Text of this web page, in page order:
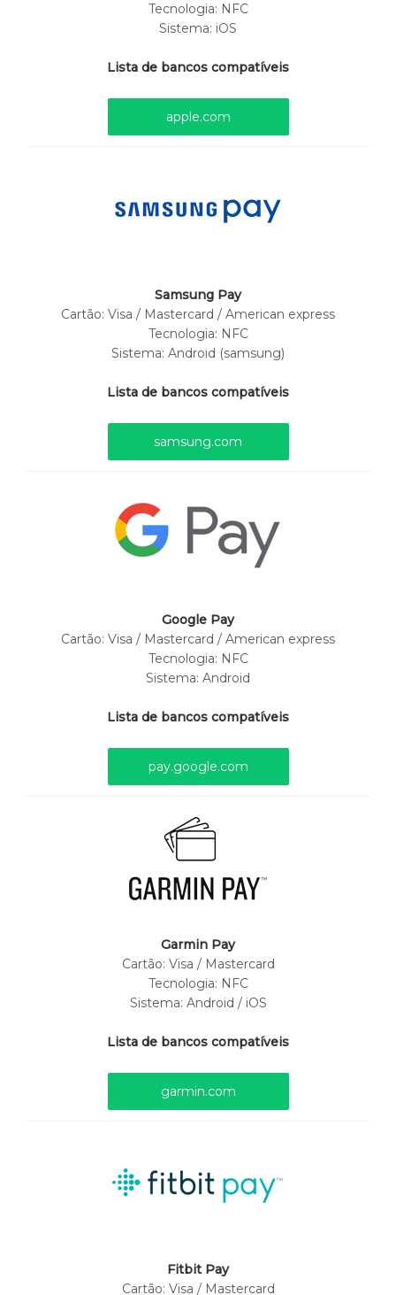
Tecnologia: NFC
Sistema: iOS
Lista de bancos compatíveis
apple.com
Samsung Pay
Cartão: Visa / Mastercard / American express
Tecnologia: NFC
Sistema: Android (samsung)
Lista de bancos compatíveis
samsung.com
Google Pay
Cartão: Visa / Mastercard / American express
Tecnologia: NFC
Sistema: Android
Lista de bancos compatíveis
pay.google.com
Garmin Pay
Cartão: Visa / Mastercard
Tecnologia: NFC
Sistema: Android / iOS
Lista de bancos compatíveis
garmin.com
Fitbit Pay
Cartão: Visa / Mastercard